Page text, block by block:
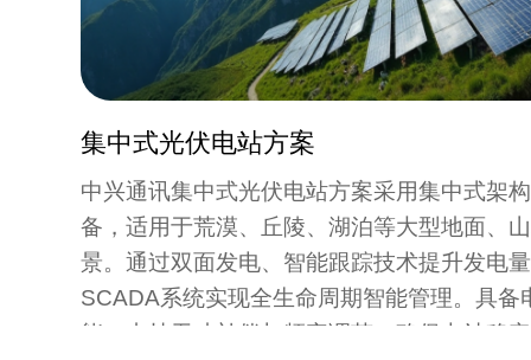
集中式光伏电站方案
中兴通讯集中式光伏电站方案采用集中式架
备，适用于荒漠、丘陵、湖泊等大型地面、
景。通过双面发电、智能跟踪技术提升发电
SCADA系统实现全生命周期智能管理。具备
能，支持无功补偿与频率调节，确保电站稳